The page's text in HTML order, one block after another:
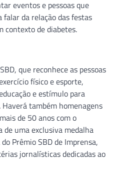
eventos e pessoas que
da relação das festas
contexto de diabetes.
que reconhece as pessoas
físico e esporte,
e estímulo para
também homenagens
de 50 anos com o
de uma exclusiva medalha
Prêmio SBD de Imprensa,
jornalísticas dedicadas ao